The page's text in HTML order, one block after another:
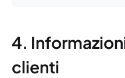
4.
clienti